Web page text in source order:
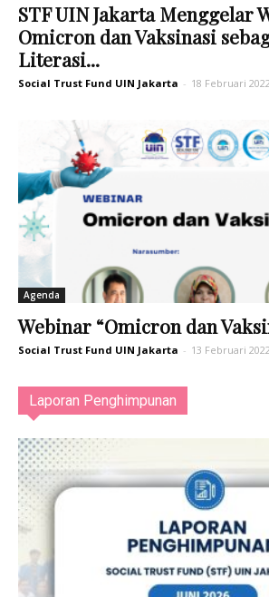
STF UIN Jakarta Menggelar
Omicron dan Vaksinasi
Literasi...
Social Trust Fund UIN Jakarta - 18 Februari 2022
Agenda
Webinar “Omicron dan
Social Trust Fund UIN Jakarta - 13 Februari 2022
Laporan Penghimpunan